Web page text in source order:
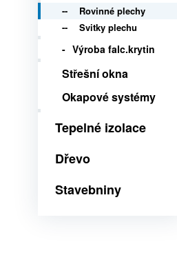
Rovinné plechy
Svitky plechu
Výroba falc.krytin
Střešní okna
Okapové systémy
Tepelné izolace
Dřevo
Stavebniny